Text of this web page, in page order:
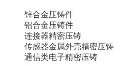
锌合金压铸件
铝合金压铸件
连接器精密压铸
传感器金属外壳精密压铸
通信类电子精密压铸